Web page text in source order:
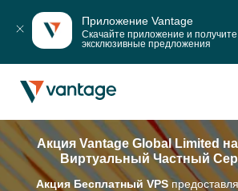
Приложение Vantage
Скачайте приложение и получите
эксклюзивные предложения
Акция Vantage Global Limited
Виртуальный Частный
Акция Бесплатный VPS